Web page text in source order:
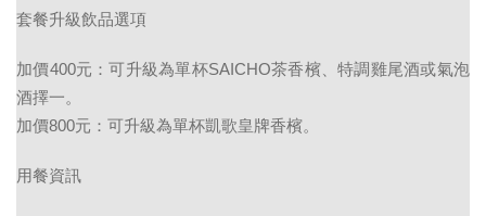
套餐升級飲品選項
加價400元：可升級為單杯SAICHO茶香檳、特調雞尾酒或氣泡
酒擇一。
加價800元：可升級為單杯凱歌皇牌香檳。
用餐資訊